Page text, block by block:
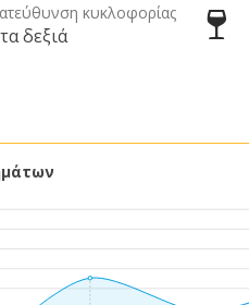
κυκλοφορίας
δεξιά